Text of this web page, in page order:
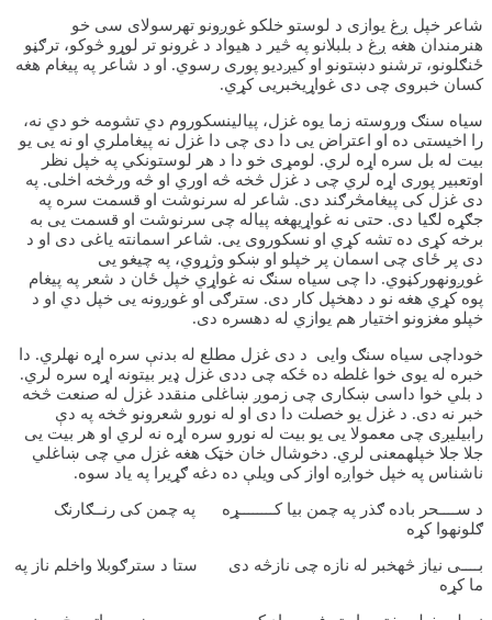
شاعر خپل ږغ یوازی د لوستو خلکو غوږونو تهرسولای سی خو
هنرمندان هغه ږغ د بلبلانو په څیر د هیواد د غرونو تر لوړو څوکو، ترګڼو
ځنګلونو، ترشنو دښتونو او کیږدیو پوری رسوي. او د شاعر په پیغام هغه
کسان خبروی چی دی غواړيخبریی کړي.
سیاه سنګ وروسته زما یوه غزل، پیالینسکوروم دي تشومه خو دي نه،
را اخیستی ده او اعتراض یی دا دی چی دا غزل نه پیغاملري او نه یی یو
بیت له بل سره اړه لري. لومړی خو دا د هر لوستونکي په خپل نظر
اوتعبیر پوری اړه لري چی د غزل څخه څه اوري او څه ورڅخه اخلی. په
دی غزل کی پیغامڅرګند دی. شاعر له سرنوشت او قسمت سره په
جګړه لګیا دی. حتی نه غواړيهغه پیاله چی سرنوشت او قسمت یی به
برخه کړی ده تشه کړي او نسکوروی یی. شاعر اسمانته یاغی دی او د
دی پر ځای چی اسمان پر خپلو او ښکو وژړوي، په چیغو یی
غوږونهورکڼوي. دا چی سیاه سنګ نه غواړي خپل ځان د شعر په پیغام
پوه کړي هغه نو د دهخپل کار دی. سترګی او غوږونه یی خپل دي او د
خپلو مغزونو اختیار هم یوازي له دهسره دی.
خوداچی سیاه سنګ وایی د دی غزل مطلع له بدنې سره اړه نهلري. دا
خبره له یوی خوا غلطه ده ځکه چی ددی غزل ډیر بیتونه اړه سره لري.
د بلي خوا داسی ښکاری چی زموږ ښاغلی منقدد غزل له صنعت څخه
خبر نه دی. د غزل یو خصلت دا دی او له نورو شعرونو څخه په دې
رابیلیږی چی معمولا یی یو بیت له نورو سره اړه نه لري او هر بیت یی
جلا جلا خپلهمعنی لري. دخوشال خان خټک هغه غزل مي چی ښاغلي
ناشناس په خپل خواږه اواز کی ویلې ده دغه ګړیرا په یاد سوه.
د ســــحر باده ګذر په چمن بیا کــــــــړه په چمن کی رنــګارنګ
ګلونهوا کړه
بــــی نیاز څهخبر له نازه چی نازڅه دی ستا د سترګوبلا واخلم ناز په
ما کړه